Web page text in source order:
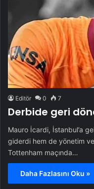
Editör 0 7
Derbide geri
Mauro İcardi, İstanbul’a
giderdi hem de yönetim
Tottenham maçında…
Daha Fazlasını Oku »